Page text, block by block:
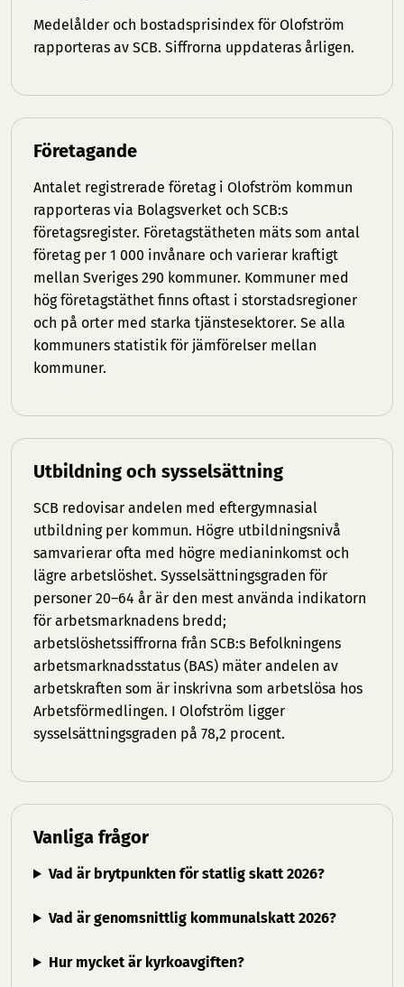
Medelålder och bostadsprisindex för Olofström
rapporteras av SCB. Siffrorna uppdateras årligen.
Företagande
Antalet registrerade företag i Olofström kommun
rapporteras via Bolagsverket och SCB:s
företagsregister. Företagstätheten mäts som antal
företag per 1 000 invånare och varierar kraftigt
mellan Sveriges 290 kommuner. Kommuner med
hög företagstäthet finns oftast i storstadsregioner
och på orter med starka tjänstesektorer. Se alla
kommuners statistik för jämförelser mellan
kommuner.
Utbildning och sysselsättning
SCB redovisar andelen med eftergymnasial
utbildning per kommun. Högre utbildningsnivå
samvarierar ofta med högre medianinkomst och
lägre arbetslöshet. Sysselsättningsgraden för
personer 20–64 år är den mest använda indikatorn
för arbetsmarknadens bredd;
arbetslöshetssiffrorna från SCB:s Befolkningens
arbetsmarknadsstatus (BAS) mäter andelen av
arbetskraften som är inskrivna som arbetslösa hos
Arbetsförmedlingen. I Olofström ligger
sysselsättningsgraden på 78,2 procent.
Vanliga frågor
Vad är brytpunkten för statlig skatt 2026?
Vad är genomsnittlig kommunalskatt 2026?
Hur mycket är kyrkoavgiften?